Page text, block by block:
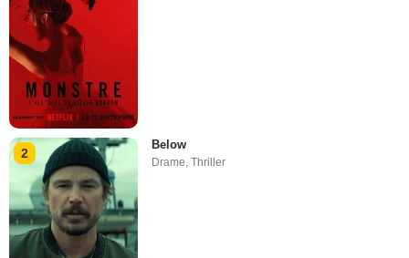
2
Below
Drame,Thriller